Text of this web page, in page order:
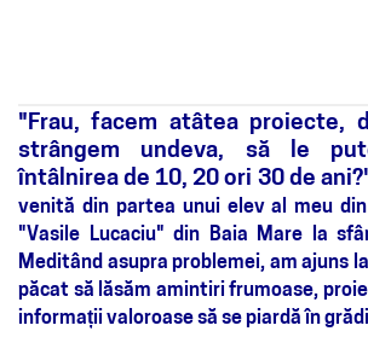
"Frau, facem atâtea proiecte,
strângem undeva, să le
întâlnirea de 10, 20 ori 30 de
venită din partea unui elev al meu din
"Vasile Lucaciu" din Baia Mare la
Meditând asupra problemei, am ajuns
păcat să lăsăm amintiri frumoase,
informații valoroase să se piardă în